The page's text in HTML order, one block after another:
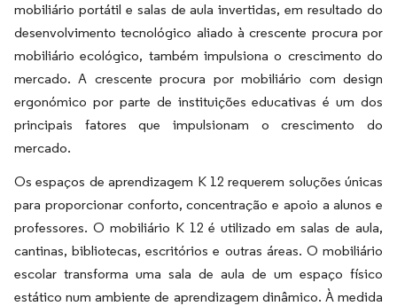
mobiliário portátil e salas de aula invertidas, em resultado do
desenvolvimento tecnológico aliado à crescente procura por
mobiliário ecológico, também impulsiona o crescimento do
mercado. A crescente procura por mobiliário com design
ergonómico por parte de instituições educativas é um dos
principais fatores que impulsionam o crescimento do
mercado.
Os espaços de aprendizagem K 12 requerem soluções únicas
para proporcionar conforto, concentração e apoio a alunos e
professores. O mobiliário K 12 é utilizado em salas de aula,
cantinas, bibliotecas, escritórios e outras áreas. O mobiliário
escolar transforma uma sala de aula de um espaço físico
estático num ambiente de aprendizagem dinâmico. À medida